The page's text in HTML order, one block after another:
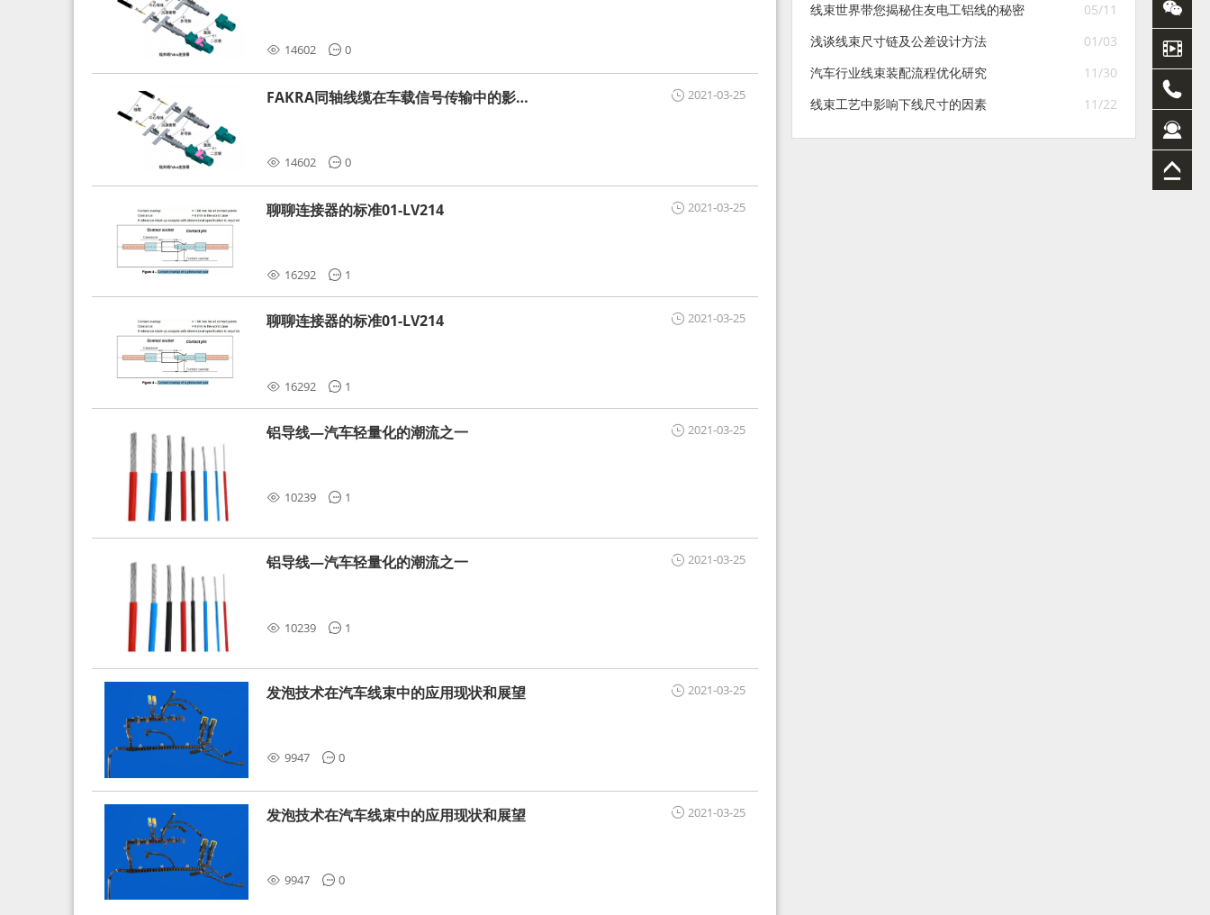
14602 0
2021-03-25
FAKRA同轴线缆在车载信号传输中的影响
14602 0
2021-03-25
聊聊连接器的标准01-LV214
16292 1
2021-03-25
聊聊连接器的标准01-LV214
16292 1
2021-03-25
铝导线—汽车轻量化的潮流之一
10239 1
2021-03-25
铝导线—汽车轻量化的潮流之一
10239 1
2021-03-25
发泡技术在汽车线束中的应用现状和展望
9947 0
2021-03-25
发泡技术在汽车线束中的应用现状和展望
9947 0
05/11
线束世界带您揭秘住友电工铝线的秘密
01/03
浅谈线束尺寸链及公差设计方法
11/30
汽车行业线束装配流程优化研究
11/22
线束工艺中影响下线尺寸的因素